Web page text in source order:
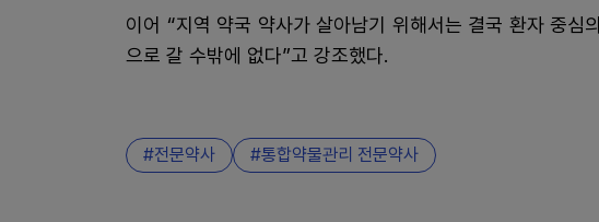
이어 “지역 약국 약사가 살아남기 위해서는 결국 환자 중심
으로 갈 수밖에 없다”고 강조했다.
전문약사 통합약물관리 전문약사